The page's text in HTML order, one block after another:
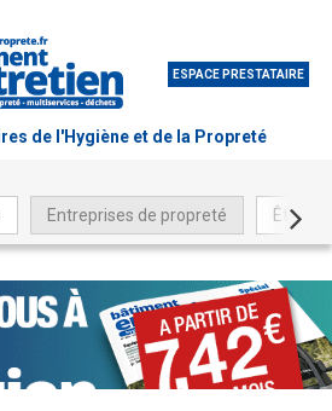
ESPACE PRESTATAIRE
de l'Hygiène et de la Propreté
Entreprises de propreté Être